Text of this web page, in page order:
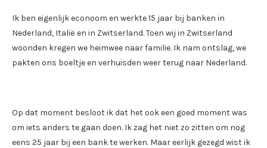
Ik ben eigenlijk econoom en werkte 15 jaar bij banken in
Nederland, Italië en in Zwitserland. Toen wij in Zwitserland
woonden kregen we heimwee naar familie. Ik nam ontslag, we
pakten ons boeltje en verhuisden weer terug naar Nederland.
Op dat moment besloot ik dat het ook een goed moment was
om iets anders te gaan doen. Ik zag het niet zo zitten om nog
eens 25 jaar bij een bank te werken. Maar eerlijk gezegd wist ik